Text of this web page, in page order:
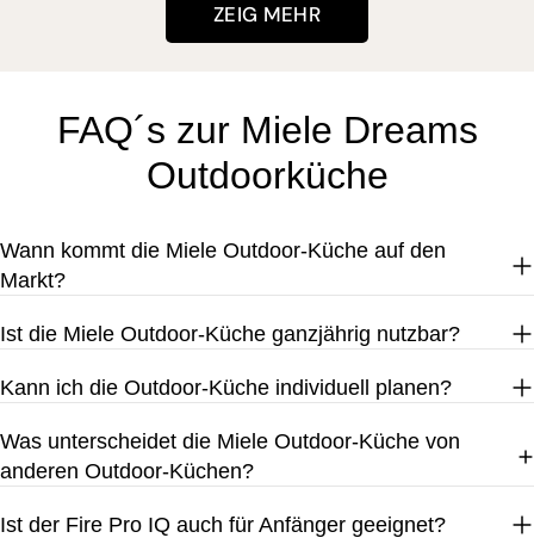
ZEIG MEHR
FAQ´s zur Miele Dreams
Outdoorküche
Wann kommt die Miele Outdoor-Küche auf den
Markt?
Ist die Miele Outdoor-Küche ganzjährig nutzbar?
Kann ich die Outdoor-Küche individuell planen?
Was unterscheidet die Miele Outdoor-Küche von
anderen Outdoor-Küchen?
Ist der Fire Pro IQ auch für Anfänger geeignet?